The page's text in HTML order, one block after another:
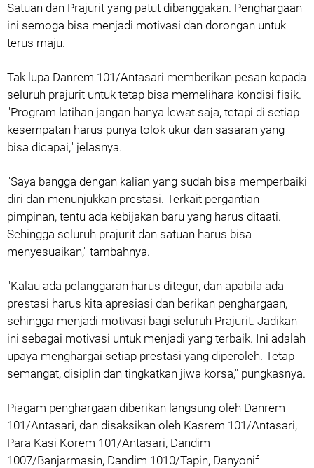
Satuan dan Prajurit yang patut dibanggakan. Penghargaan
ini semoga bisa menjadi motivasi dan dorongan untuk
terus maju.
Tak lupa Danrem 101/Antasari memberikan pesan kepada
seluruh prajurit untuk tetap bisa memelihara kondisi fisik.
"Program latihan jangan hanya lewat saja, tetapi di setiap
kesempatan harus punya tolok ukur dan sasaran yang
bisa dicapai," jelasnya.
"Saya bangga dengan kalian yang sudah bisa memperbaiki
diri dan menunjukkan prestasi. Terkait pergantian
pimpinan, tentu ada kebijakan baru yang harus ditaati.
Sehingga seluruh prajurit dan satuan harus bisa
menyesuaikan," tambahnya.
"Kalau ada pelanggaran harus ditegur, dan apabila ada
prestasi harus kita apresiasi dan berikan penghargaan,
sehingga menjadi motivasi bagi seluruh Prajurit. Jadikan
ini sebagai motivasi untuk menjadi yang terbaik. Ini adalah
upaya menghargai setiap prestasi yang diperoleh. Tetap
semangat, disiplin dan tingkatkan jiwa korsa," pungkasnya.
Piagam penghargaan diberikan langsung oleh Danrem
101/Antasari, dan disaksikan oleh Kasrem 101/Antasari,
Para Kasi Korem 101/Antasari, Dandim
1007/Banjarmasin, Dandim 1010/Tapin, Danyonif